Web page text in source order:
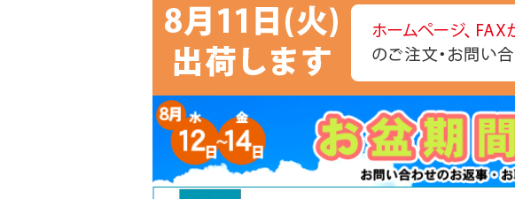
貼ってはがせる壁紙
ウォールステッカー
キッチンに使う
スイッチプレート
コンセントプレート
ダボ
あおり止め
キャッチ
ラッチ
吊り金具
固定金具
ジ
水
木
塗
トイレ用品
浴室用品
流し台所用品
洗面用品
水廻り工具
配管部品
水廻りアクセサリー
トイレ用ドアノブ
室内用鍵付きドアノ
ウィルス・菌除去
手すり